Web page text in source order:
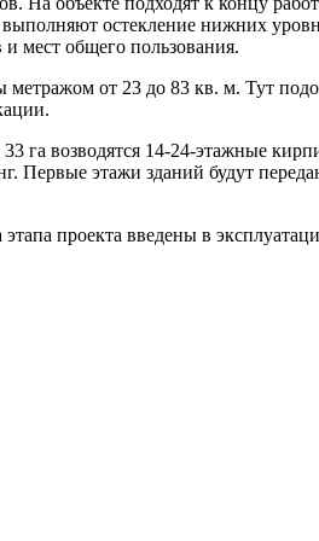
выполняют остекление нижних
мест общего пользования.
метражом от 23 до 83 кв. м. Тут
возводятся 14-24-этажные
Первые этажи зданий будут
проекта введены в